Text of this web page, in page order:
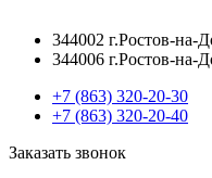
344002 г.Ростов-на-
344006 г.Ростов-на-
+7 (863) 320-20-30
+7 (863) 320-20-40
Заказать звонок